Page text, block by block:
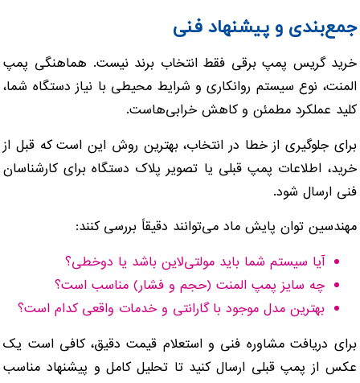
جمع‌بندی و پیشنهاد فنی
خرید گریس پمپ برقی فقط انتخاب برند نیست. هماهنگی پمپ
المنت، نوع سیستم روانکاری و شرایط محیطی با نیاز دستگاه شما،
کلید عملکرد مطمئن و کاهش خرابی‌هاست.
برای جلوگیری از خطا در انتخاب، بهترین روش این است که قبل از
خرید، اطلاعات پمپ قبلی یا تصویر پلاک دستگاه برای کارشناسان
فنی ارسال شود.
مهندسین توان پایش ماد می‌توانند دقیقاً بررسی کنند:
آیا سیستم شما باید مولتی‌لاین باشد یا دوخطی؟
چه سایز پمپ المنت (حجم و فشار) مناسب است؟
بهترین مدل موجود با گارانتی و خدمات واقعی کدام است؟
برای دریافت مشاوره فنی و استعلام قیمت دقیق، کافی است یک
عکس از پمپ قبلی ارسال کنید تا تحلیل کامل و پیشنهاد مناسب